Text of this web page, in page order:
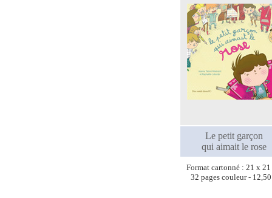
Le petit garçon
qui aimait le rose
Format cartonné : 21 x 21
32 pages couleur -